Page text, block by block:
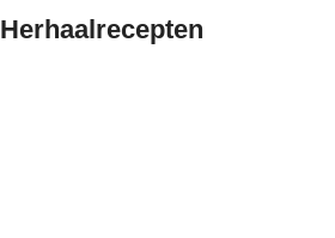
Herhaalrecepten